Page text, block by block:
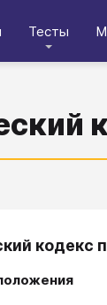
Тесты
кодекс